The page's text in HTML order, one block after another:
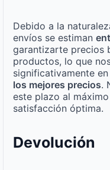
Debido a la
envíos se estiman
garantizarte precios
productos, lo que
significativamente
los mejores precios.
este plazo al
satisfacción óptima.
Devolución